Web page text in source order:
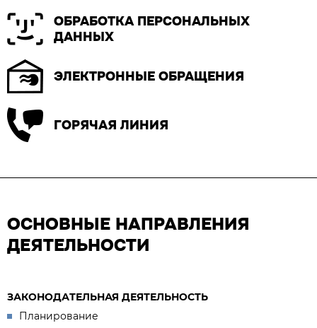
ОБРАБОТКА ПЕРСОНАЛЬНЫХ
ДАННЫХ
ЭЛЕКТРОННЫЕ ОБРАЩЕНИЯ
ГОРЯЧАЯ ЛИНИЯ
ОСНОВНЫЕ НАПРАВЛЕНИЯ
ДЕЯТЕЛЬНОСТИ
ЗАКОНОДАТЕЛЬНАЯ ДЕЯТЕЛЬНОСТЬ
Планирование